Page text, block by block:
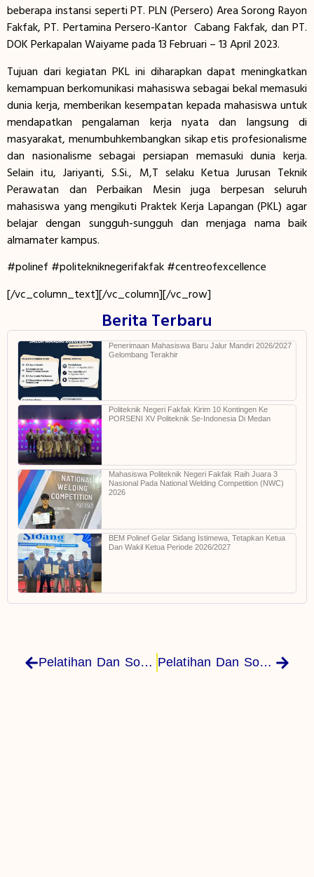
beberapa instansi seperti PT. PLN (Persero) Area Sorong Rayon
Fakfak, PT. Pertamina Persero-Kantor Cabang Fakfak, dan PT.
DOK Perkapalan Waiyame pada 13 Februari – 13 April 2023.
Tujuan dari kegiatan PKL ini diharapkan dapat meningkatkan
kemampuan berkomunikasi mahasiswa sebagai bekal memasuki
dunia kerja, memberikan kesempatan kepada mahasiswa untuk
mendapatkan pengalaman kerja nyata dan langsung di
masyarakat, menumbuhkembangkan sikap etis profesionalisme
dan nasionalisme sebagai persiapan memasuki dunia kerja.
Selain itu, Jariyanti, S.Si., M,T selaku Ketua Jurusan Teknik
Perawatan dan Perbaikan Mesin juga berpesan seluruh
mahasiswa yang mengikuti Praktek Kerja Lapangan (PKL) agar
belajar dengan sungguh-sungguh dan menjaga nama baik
almamater kampus.
#polinef #politekniknegerifakfak #centreofexcellence
[/vc_column_text][/vc_column][/vc_row]
Berita Terbaru
Penerimaan Mahasiswa Baru Jalur Mandiri 2026/2027
Gelombang Terakhir
Politeknik Negeri Fakfak Kirim 10 Kontingen Ke
PORSENI XV Politeknik Se-Indonesia Di Medan
Mahasiswa Politeknik Negeri Fakfak Raih Juara 3
Nasional Pada National Welding Competition (NWC)
2026
BEM Polinef Gelar Sidang Istimewa, Tetapkan Ketua
Dan Wakil Ketua Periode 2026/2027
Pelatihan Dan Sosialisasi Panduan Penelitian Dan Pengabdian Kepada Masyarakat Polinef Pelatihan Dan Sosialisasi Panduan Penelitian Dan Pengabdian Kepada Masyarakat Politeknik Negeri Fakfak Tahun 2023